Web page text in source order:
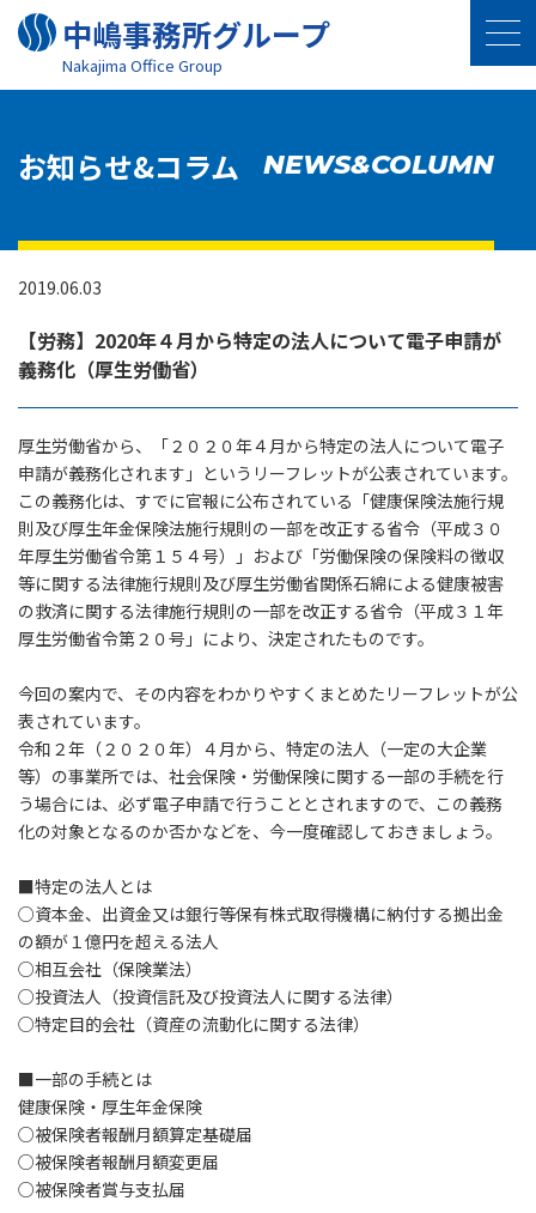
中嶋事務所グループ
Nakajima Oﬃce Group
お知らせ&コラム NEWS&COLUMN
2019.06.03
【労務】2020年４月から特定の法人について電子申請が
義務化（厚生労働省）
厚生労働省から、「２０２０年４月から特定の法人について電子
申請が義務化されます」というリーフレットが公表されています。
この義務化は、すでに官報に公布されている「健康保険法施行規
則及び厚生年金保険法施行規則の一部を改正する省令（平成３０
年厚生労働省令第１５４号）」および「労働保険の保険料の徴収
等に関する法律施行規則及び厚生労働省関係石綿による健康被害
の救済に関する法律施行規則の一部を改正する省令（平成３１年
厚生労働省令第２０号」により、決定されたものです。
今回の案内で、その内容をわかりやすくまとめたリーフレットが公
表されています。
令和２年（２０２０年）４月から、特定の法人（一定の大企業
等）の事業所では、社会保険・労働保険に関する一部の手続を行
う場合には、必ず電子申請で行うこととされますので、この義務
化の対象となるのか否かなどを、今一度確認しておきましょう。
■特定の法人とは
○資本金、出資金又は銀行等保有株式取得機構に納付する拠出金
の額が１億円を超える法人
○相互会社（保険業法）
○投資法人（投資信託及び投資法人に関する法律）
○特定目的会社（資産の流動化に関する法律）
■一部の手続とは
健康保険・厚生年金保険
○被保険者報酬月額算定基礎届
○被保険者報酬月額変更届
○被保険者賞与支払届